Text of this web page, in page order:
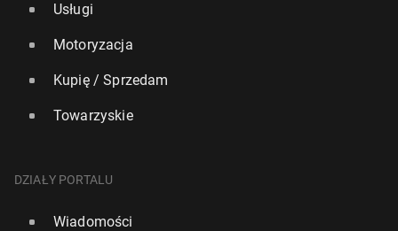
Usługi
Motoryzacja
Kupię / Sprzedam
Towarzyskie
DZIAŁY PORTALU
Wiadomości